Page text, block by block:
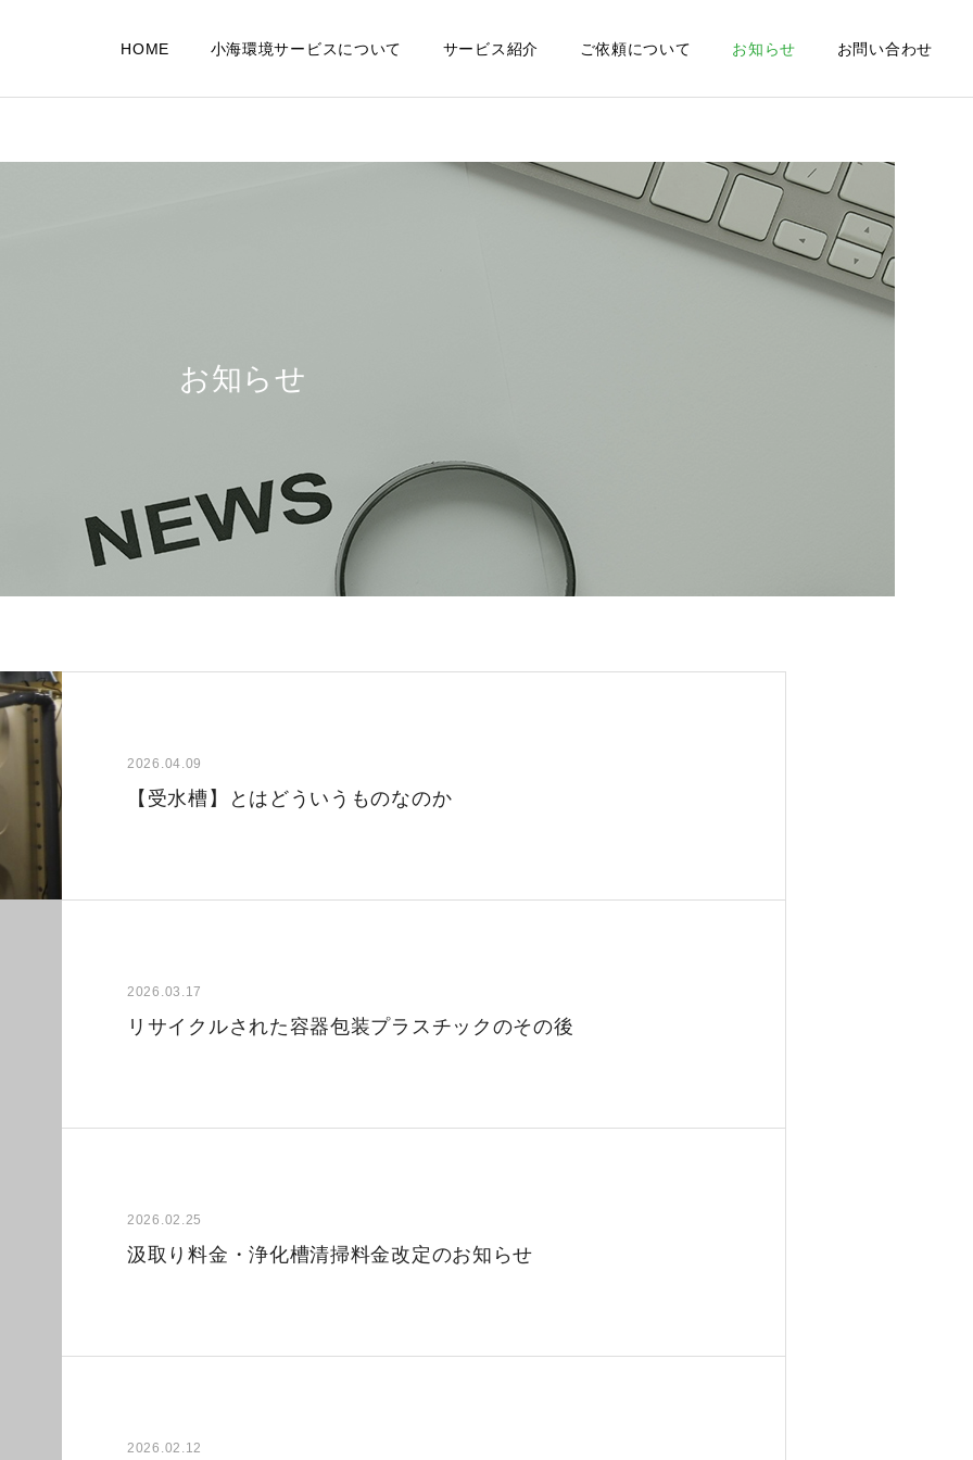
HOME 小海環境サービスについて サービス紹介 ご依頼について お知らせ お問い合わせ
一覧を見る
下水処理施設の維持管理
個人様向けサービス
お知らせ
2026.04.09
【受水槽】とはどういうものなのか
2026.03.17
リサイクルされた容器包装プラスチックのその後
2026.02.25
汲取り料金・浄化槽清掃料金改定のお知らせ
2026.02.12